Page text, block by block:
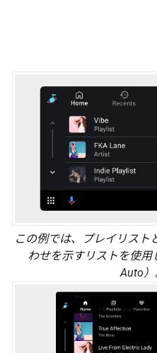
この例では、プレイリスト
わせを示すリストを使用
Auto）